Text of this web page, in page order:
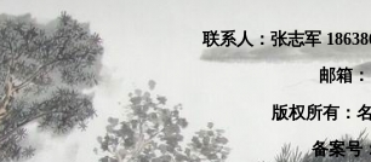
联系人：张志军
邮箱：
版权所有：
备案号